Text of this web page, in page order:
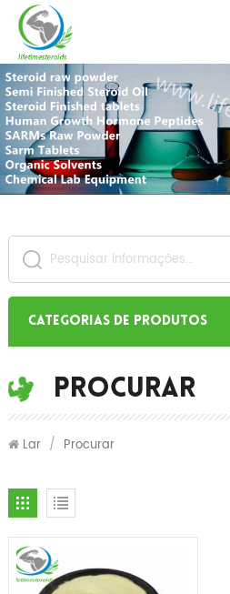
Categorias de produtos
Procurar
Lar / Procurar